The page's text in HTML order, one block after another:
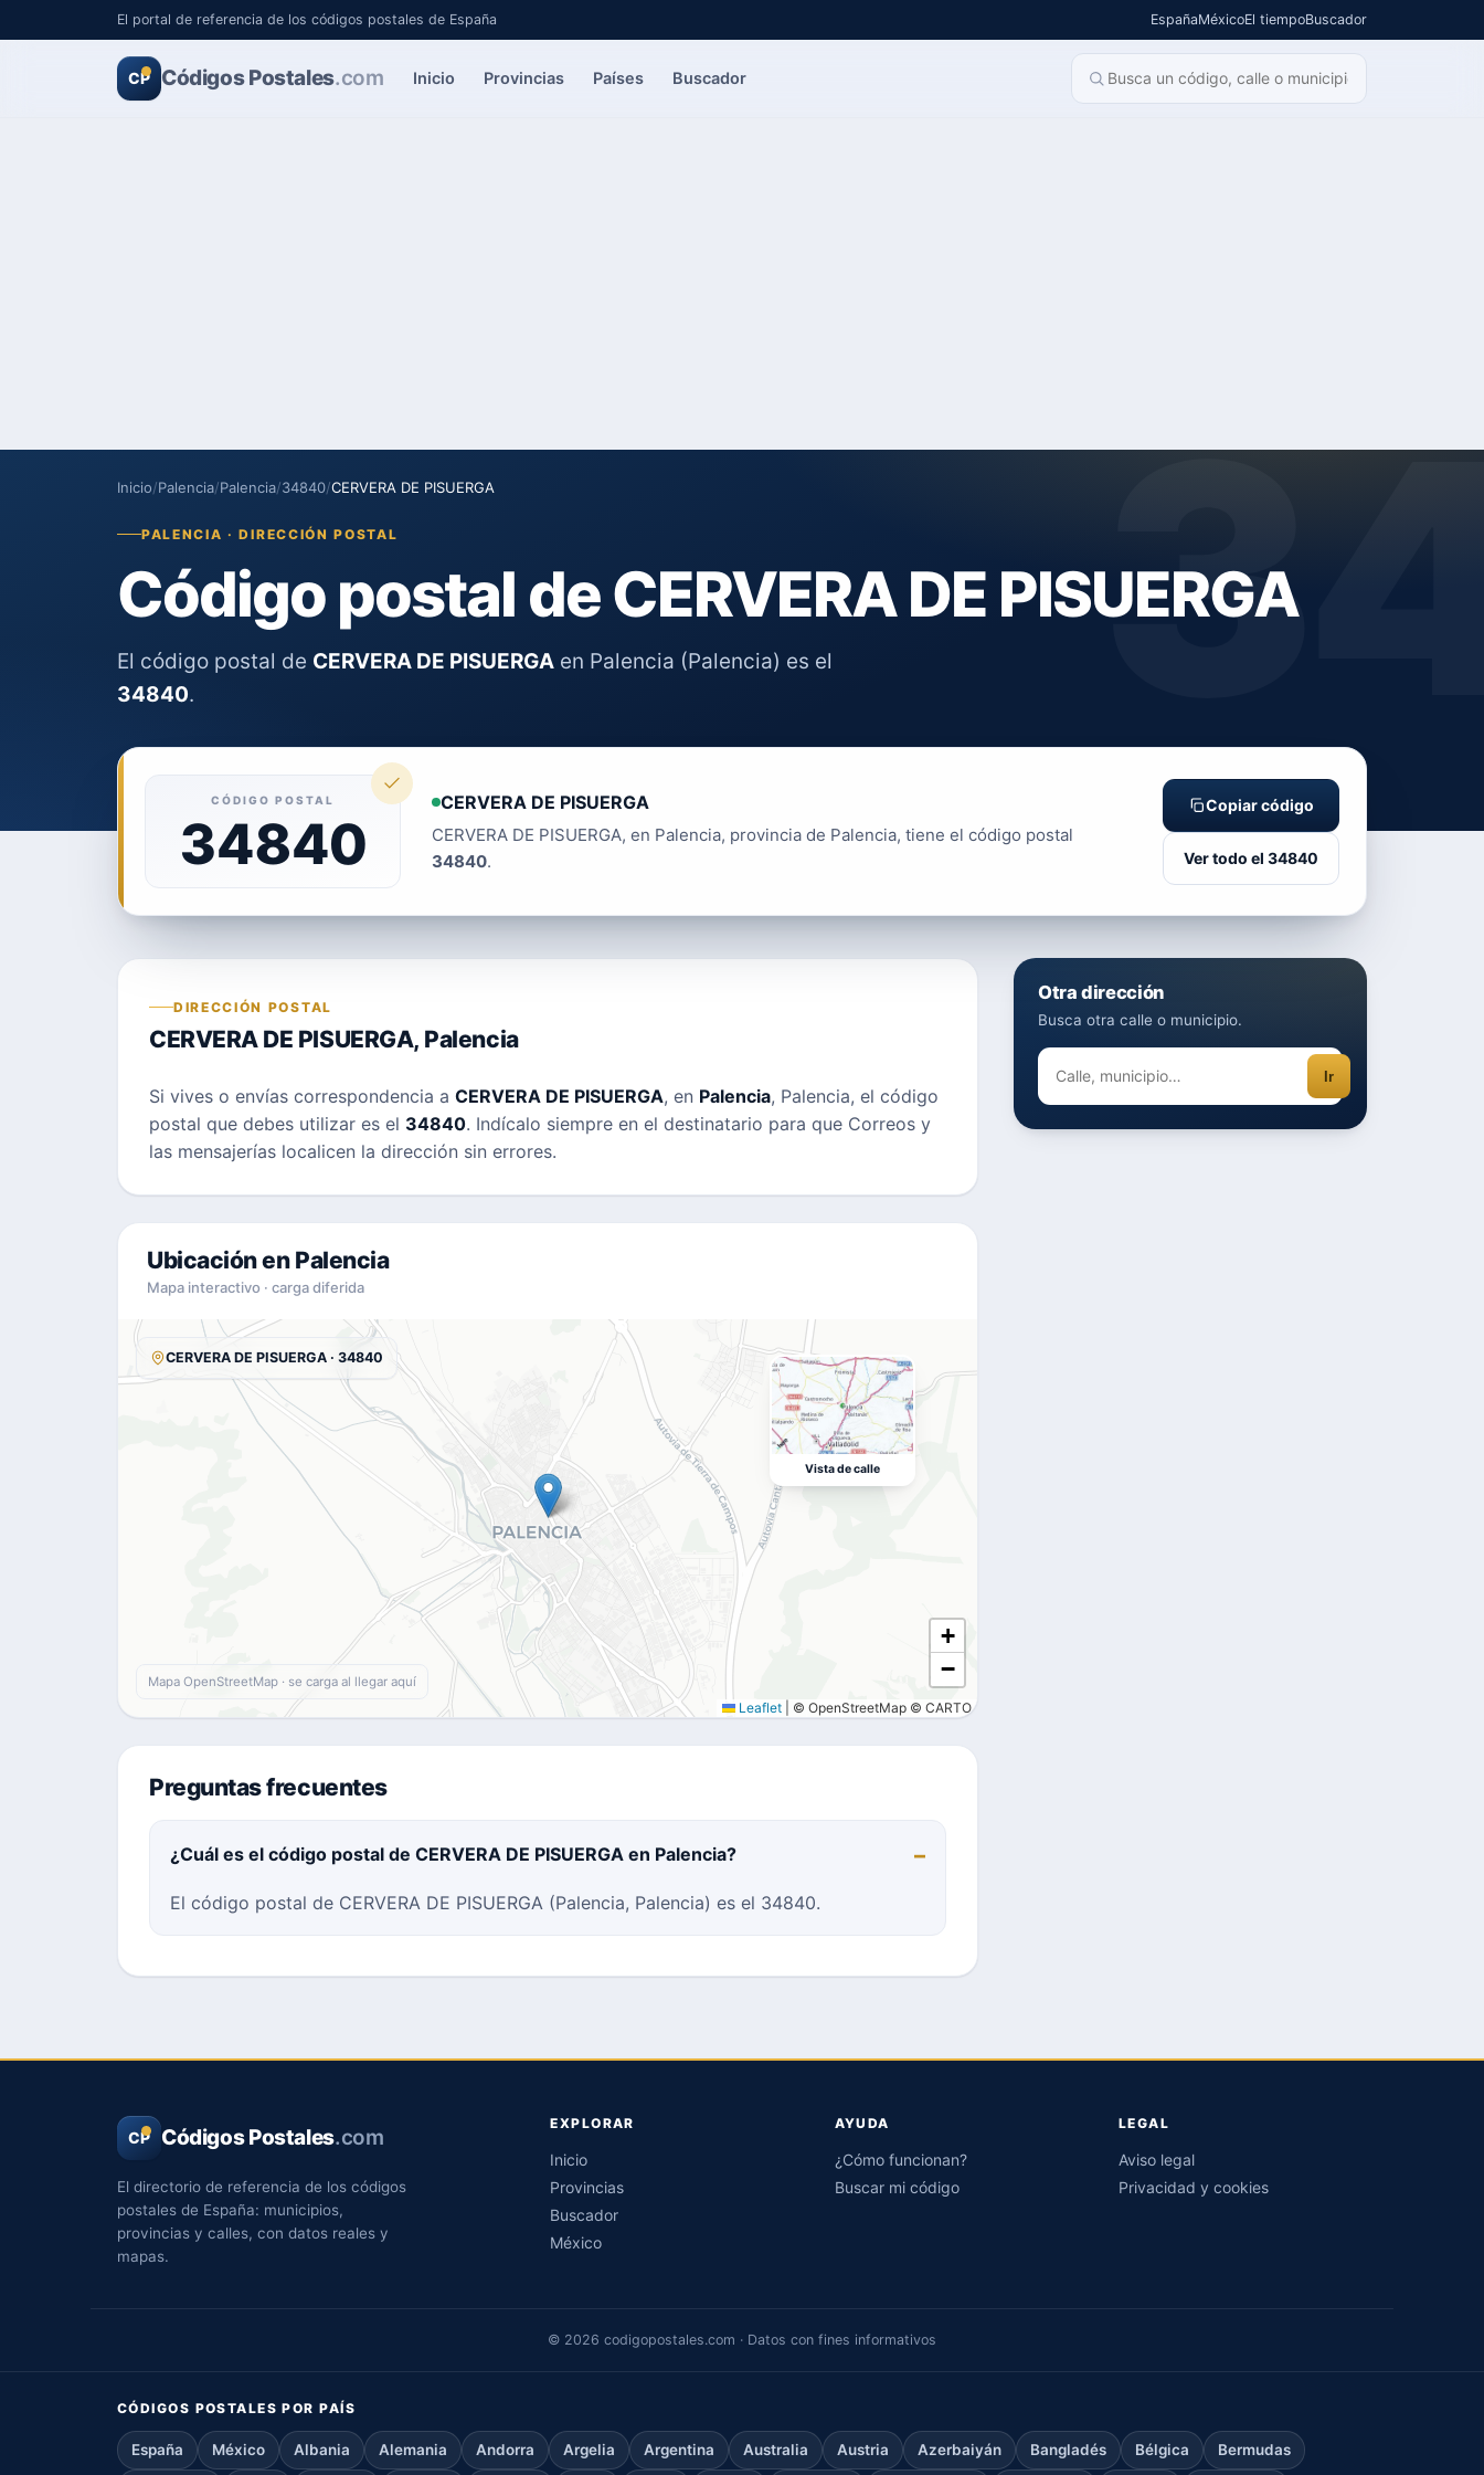
El portal de referencia de los códigos postales de España EspañaMéxicoEl tiempoBuscador
CP Códigos Postales.com Inicio Provincias Países Buscador
Inicio/Palencia/Palencia/34840/CERVERA DE PISUERGA
PALENCIA · DIRECCIÓN POSTAL
Código postal de CERVERA DE PISUERGA
El código postal de CERVERA DE PISUERGA en Palencia (Palencia) es el
34840.
CÓDIGO POSTAL
34840
CERVERA DE PISUERGA
CERVERA DE PISUERGA, en Palencia, provincia de Palencia, tiene el código postal
34840.
Copiar código
Ver todo el 34840
DIRECCIÓN POSTAL
CERVERA DE PISUERGA, Palencia
Si vives o envías correspondencia a CERVERA DE PISUERGA, en Palencia, Palencia, el código
postal que debes utilizar es el 34840. Indícalo siempre en el destinatario para que Correos y
las mensajerías localicen la dirección sin errores.
Ubicación en Palencia
Mapa interactivo · carga diferida
+
−
Leaflet © OpenStreetMap © CARTO
CERVERA DE PISUERGA · 34840
Vista de calle
Mapa OpenStreetMap · se carga al llegar aquí
Preguntas frecuentes
¿Cuál es el código postal de CERVERA DE PISUERGA en Palencia?
El código postal de CERVERA DE PISUERGA (Palencia, Palencia) es el 34840.
Otra dirección
Busca otra calle o municipio.
Ir
CP Códigos Postales.com
El directorio de referencia de los códigos
postales de España: municipios,
provincias y calles, con datos reales y
mapas.
EXPLORAR
Inicio
Provincias
Buscador
México
AYUDA
¿Cómo funcionan?
Buscar mi código
LEGAL
Aviso legal
Privacidad y cookies
© 2026 codigopostales.com · Datos con fines informativos
CÓDIGOS POSTALES POR PAÍS
España México Albania Alemania Andorra Argelia Argentina Australia Austria Azerbaiyán Bangladés Bélgica Bermudas